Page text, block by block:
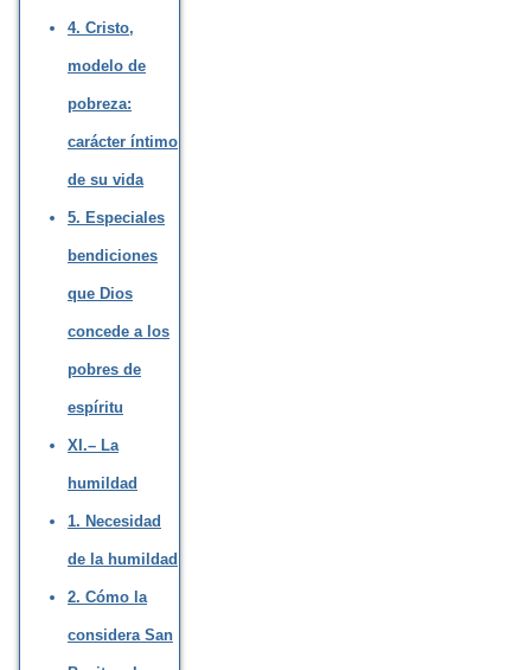
4. Cristo,
modelo de
pobreza:
carácter íntimo
de su vida
5. Especiales
bendiciones
que Dios
concede a los
pobres de
espíritu
XI.– La
humildad
1. Necesidad
de la humildad
2. Cómo la
considera San